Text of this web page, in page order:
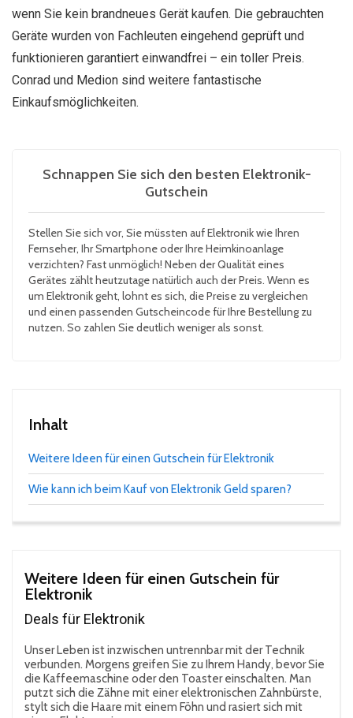
wenn Sie kein brandneues Gerät kaufen. Die gebrauchten
Geräte wurden von Fachleuten eingehend geprüft und
funktionieren garantiert einwandfrei – ein toller Preis.
Conrad und Medion sind weitere fantastische
Einkaufsmöglichkeiten.
Schnappen Sie sich den besten Elektronik-
Gutschein
Stellen Sie sich vor, Sie müssten auf Elektronik wie Ihren
Fernseher, Ihr Smartphone oder Ihre Heimkinoanlage
verzichten? Fast unmöglich! Neben der Qualität eines
Gerätes zählt heutzutage natürlich auch der Preis. Wenn es
um Elektronik geht, lohnt es sich, die Preise zu vergleichen
und einen passenden Gutscheincode für Ihre Bestellung zu
nutzen. So zahlen Sie deutlich weniger als sonst.
Inhalt
Weitere Ideen für einen Gutschein für Elektronik
Wie kann ich beim Kauf von Elektronik Geld sparen?
Weitere Ideen für einen Gutschein für
Elektronik
Deals für Elektronik
Unser Leben ist inzwischen untrennbar mit der Technik
verbunden. Morgens greifen Sie zu Ihrem Handy, bevor Sie
die Kaffeemaschine oder den Toaster einschalten. Man
putzt sich die Zähne mit einer elektronischen Zahnbürste,
stylt sich die Haare mit einem Föhn und rasiert sich mit